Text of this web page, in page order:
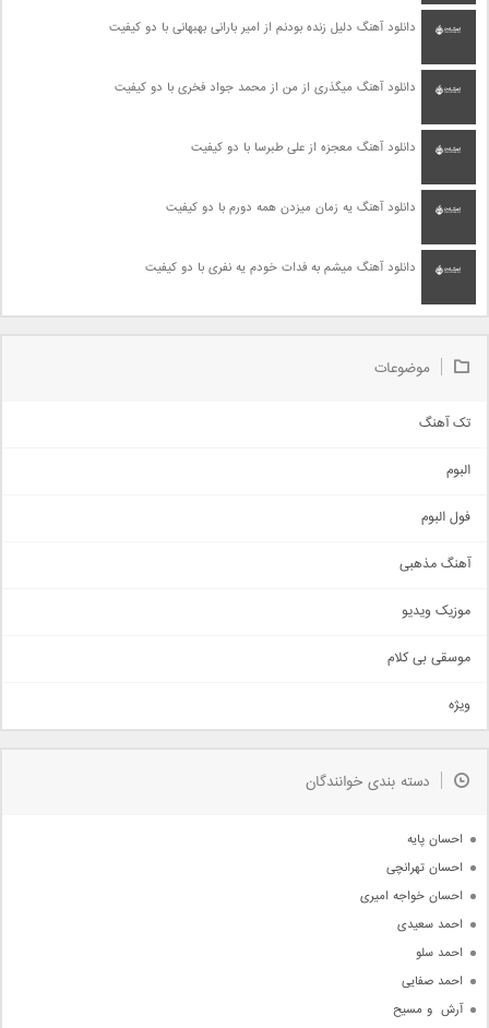
دانلود آهنگ دلیل زنده بودنم از امیر بارانی بهبهانی با دو کیفیت
دانلود آهنگ میگذری از من از محمد جواد فخری با دو کیفیت
دانلود آهنگ معجزه از علی طبرسا با دو کیفیت
دانلود آهنگ یه زمان میزدن همه دورم با دو کیفیت
دانلود آهنگ میشم به فدات خودم یه نفری با دو کیفیت
موضوعات
تک آهنگ
اجتماعی
حماسی
سنتی
اهنگ بندرعباسی
دمو
مذهبی
جدیدترین ها
البوم
فول البوم
آهنگ مذهبی
موزیک ویدیو
موسقی بی کلام
ویژه
دسته بندی خوانندگان
احسان پایه
احسان تهرانچی
احسان خواجه امیری
احمد سعیدی
احمد سلو
احمد صفایی
آرش  و مسیح